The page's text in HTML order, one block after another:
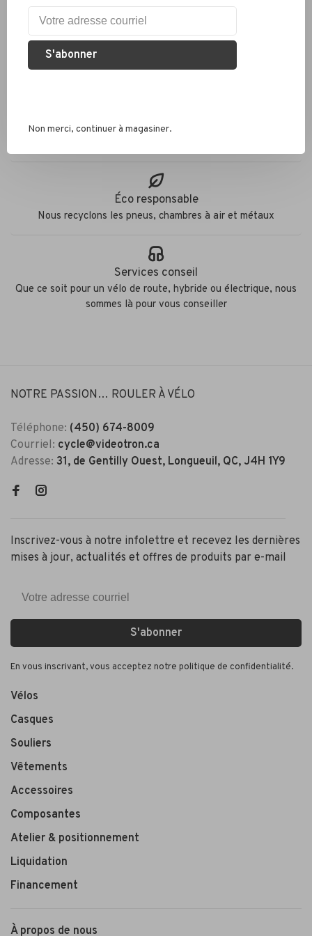
Livraison partout au Canada
Expédition rapide
Éco responsable
Nous recyclons les pneus, chambres à air et métaux
Services conseil
Que ce soit pour un vélo de route, hybride ou électrique, nous
sommes là pour vous conseiller
NOTRE PASSION… ROULER À VÉLO
Téléphone: (450) 674-8009
Courriel: cycle@videotron.ca
Adresse: 31, de Gentilly Ouest, Longueuil, QC, J4H 1Y9
Inscrivez-vous à notre infolettre et recevez les dernières
mises à jour, actualités et offres de produits par e-mail
S'abonner
En vous inscrivant, vous acceptez notre politique de confidentialité.
Vélos
Casques
Souliers
Vêtements
Accessoires
Composantes
Atelier & positionnement
Liquidation
Financement
À propos de nous
S'abonner
Non merci, continuer à magasiner.